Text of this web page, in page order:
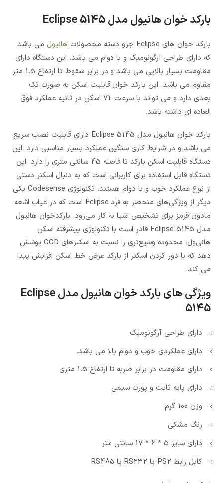
بارکد خوان هانیول مدل Eclipse 5145
بارکد خوان های Eclipse جزو دسته محصولات هانیول می باشد
که دارای طراحی ارگونومیک و با دوام می باشد. این دستگاه دارای
مقاومت بسیار بالایی می باشد و در برابر سقوط تا ارتفاع 1.5 متر
مقاوم می باشد. این بارکد خوان قابلیت اسکن به صورت تک
بعدی دارد و می تواند با سرعت 72 اسکن در ثانیه عملکرد فوق
العاده ای داشته باشد.
بارکد خوان هانیول مدل Eclipse 5145 دارای قابلیت نصب سریع
می باشد و در شرایط کاری سنگین عملکرد بسیار مناسبی دارد. این
دستگاه قابلیت اسکن بارکد تا فاصله 45 سانتی متری را دارد. این
دستگاه قابل استفاده برای کاربرانی است که به دنبال اسکنر دستی
از نوع عملکرد خوب و با دوام هستند. تکنولوژی Codesense یکی
دیگر از ویژگی‌های منحصر به فرد Eclipse است که در غیاب اشعه
مادون قرمز برای تشخیص اشیا به کار می‌رود. بارکدخوان هانیول
مدل Eclipse 5145 قادر است با تکنولوژی پیشرفته اسکن
هانی‌ول، محدوده وسیع‌تری را نسبت به اسکنرهای CCD پوشش
دهد که با دور کردن اسکنر از بارکد عرض خط اسکن افزایش پیدا
می کند.
ویژگی های بارکد خوان هانیول مدل Eclipse
5145
دارای طراحی آرگونومیک
دارای عملکردی خوب و دوام بالا می باشد.
دارای مقاومت در برابر ضربه تا ارتفاع 1.5 متری
دارای پایه ثابت و پورت سیمی
وزن 100 گرم
رنگ مشکی
دارای سایز 5 * 6 * 17 سانتی متر
کابل رابط PS2 یا RS232 یا RS485